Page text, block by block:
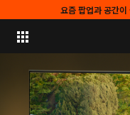
요즘 팝업과 공간